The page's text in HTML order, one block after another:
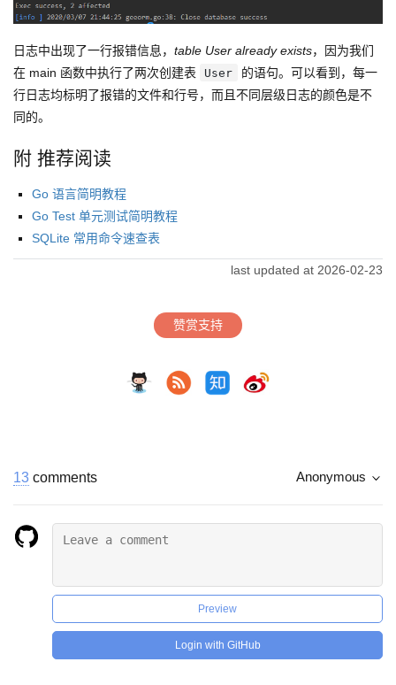
日志中出现了一行报错信息， table User already exists，因为我们
在 main 函数中执行了两次创建表
User
的语句。可以看到，每一
行日志均标明了报错的文件和行号，而且不同层级日志的颜色是不
同的。
附 推荐阅读
Go 语言简明教程
Go Test 单元测试简明教程
SQLite 常用命令速查表
last updated at 2026-02-23
赞赏支持
13 comments Anonymous
Preview
Login with GitHub